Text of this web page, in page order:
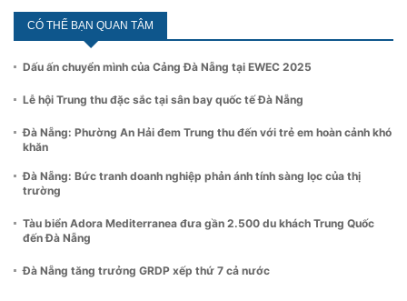
CÓ THỂ BẠN QUAN TÂM
Dấu ấn chuyển mình của Cảng Đà Nẵng tại EWEC 2025
Lễ hội Trung thu đặc sắc tại sân bay quốc tế Đà Nẵng
Đà Nẵng: Phường An Hải đem Trung thu đến với trẻ em hoàn cảnh khó
khăn
Đà Nẵng: Bức tranh doanh nghiệp phản ánh tính sàng lọc của thị
trường
Tàu biển Adora Mediterranea đưa gần 2.500 du khách Trung Quốc
đến Đà Nẵng
Đà Nẵng tăng trưởng GRDP xếp thứ 7 cả nước